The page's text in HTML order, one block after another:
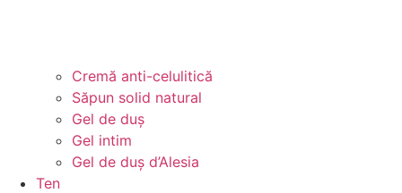
Cremă anti-celulitică
Săpun solid natural
Gel de duș
Gel intim
Gel de duș d’Alesia
Ten